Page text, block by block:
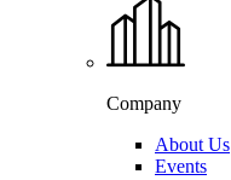
Company
About Us
Events